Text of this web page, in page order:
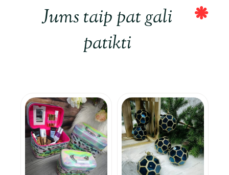
Jums taip pat gali
patikti